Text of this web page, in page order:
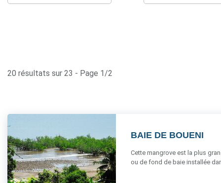
20 résultats sur 23 - Page 1/2
BAIE DE BOUENI
Cette mangrove est la plus
ou de fond de baie installée